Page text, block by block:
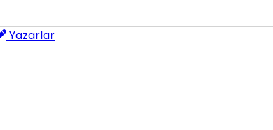
Yazarlar